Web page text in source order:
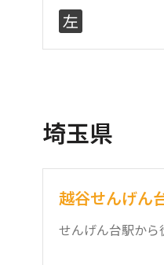
左
埼玉県
越谷せんげん
せんげん台駅から